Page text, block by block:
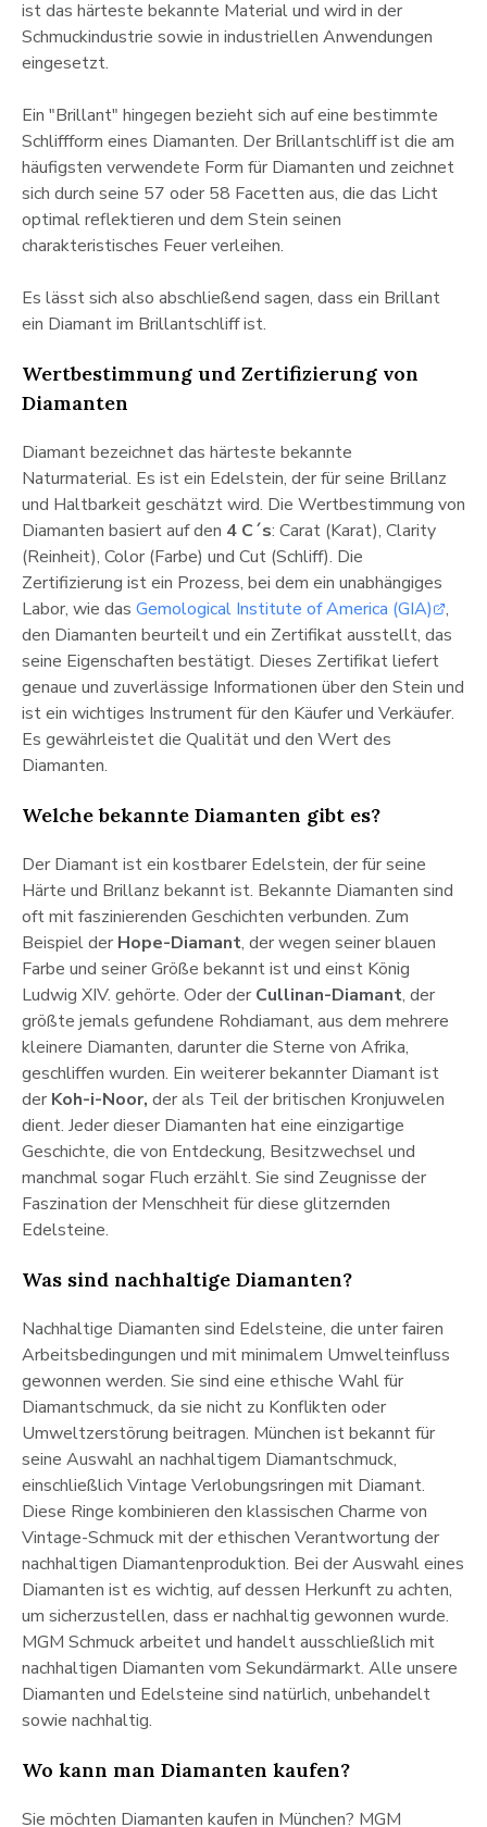
ist das härteste bekannte Material und wird in der
Schmuckindustrie sowie in industriellen Anwendungen
eingesetzt.
Ein "Brillant" hingegen bezieht sich auf eine bestimmte
Schliffform eines Diamanten. Der Brillantschliff ist die am
häufigsten verwendete Form für Diamanten und zeichnet
sich durch seine 57 oder 58 Facetten aus, die das Licht
optimal reflektieren und dem Stein seinen
charakteristisches Feuer verleihen.
Es lässt sich also abschließend sagen, dass ein Brillant
ein Diamant im Brillantschliff ist.
Wertbestimmung und Zertifizierung von
Diamanten
Diamant bezeichnet das härteste bekannte
Naturmaterial. Es ist ein Edelstein, der für seine Brillanz
und Haltbarkeit geschätzt wird. Die Wertbestimmung von
Diamanten basiert auf den 4 C´s: Carat (Karat), Clarity
(Reinheit), Color (Farbe) und Cut (Schliff). Die
Zertifizierung ist ein Prozess, bei dem ein unabhängiges
Labor, wie das Gemological Institute of America (GIA)
,
den Diamanten beurteilt und ein Zertifikat ausstellt, das
seine Eigenschaften bestätigt. Dieses Zertifikat liefert
genaue und zuverlässige Informationen über den Stein und
ist ein wichtiges Instrument für den Käufer und Verkäufer.
Es gewährleistet die Qualität und den Wert des
Diamanten.
Welche bekannte Diamanten gibt es?
Der Diamant ist ein kostbarer Edelstein, der für seine
Härte und Brillanz bekannt ist. Bekannte Diamanten sind
oft mit faszinierenden Geschichten verbunden. Zum
Beispiel der Hope-Diamant, der wegen seiner blauen
Farbe und seiner Größe bekannt ist und einst König
Ludwig XIV. gehörte. Oder der Cullinan-Diamant, der
größte jemals gefundene Rohdiamant, aus dem mehrere
kleinere Diamanten, darunter die Sterne von Afrika,
geschliffen wurden. Ein weiterer bekannter Diamant ist
der Koh-i-Noor, der als Teil der britischen Kronjuwelen
dient. Jeder dieser Diamanten hat eine einzigartige
Geschichte, die von Entdeckung, Besitzwechsel und
manchmal sogar Fluch erzählt. Sie sind Zeugnisse der
Faszination der Menschheit für diese glitzernden
Edelsteine.
Was sind nachhaltige Diamanten?
Nachhaltige Diamanten sind Edelsteine, die unter fairen
Arbeitsbedingungen und mit minimalem Umwelteinfluss
gewonnen werden. Sie sind eine ethische Wahl für
Diamantschmuck, da sie nicht zu Konflikten oder
Umweltzerstörung beitragen. München ist bekannt für
seine Auswahl an nachhaltigem Diamantschmuck,
einschließlich Vintage Verlobungsringen mit Diamant.
Diese Ringe kombinieren den klassischen Charme von
Vintage-Schmuck mit der ethischen Verantwortung der
nachhaltigen Diamantenproduktion. Bei der Auswahl eines
Diamanten ist es wichtig, auf dessen Herkunft zu achten,
um sicherzustellen, dass er nachhaltig gewonnen wurde.
MGM Schmuck arbeitet und handelt ausschließlich mit
nachhaltigen Diamanten vom Sekundärmarkt. Alle unsere
Diamanten und Edelsteine sind natürlich, unbehandelt
sowie nachhaltig.
Wo kann man Diamanten kaufen?
Sie möchten Diamanten kaufen in München? MGM